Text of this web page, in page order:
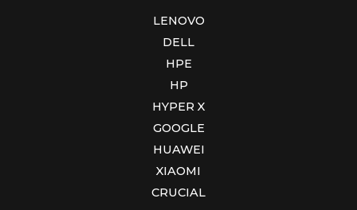
LENOVO
DELL
HPE
HP
HYPER X
GOOGLE
HUAWEI
XIAOMI
CRUCIAL